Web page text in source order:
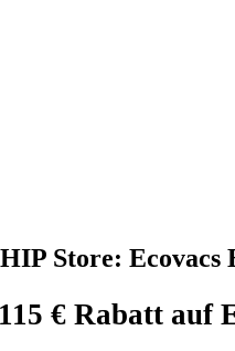
Store: Ecovacs
115 € Rabatt auf